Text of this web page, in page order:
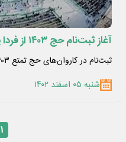
آغاز ثبت‌نام حج ۱۴۰۳ از فردا یکشنبه+ لینک سامانه
ثبت‌نام در کاروان‌های حج تمتع ۱۴۰۳ از فردا یکشنبه آغاز می‌شود.
شنبه ۰۵ اسفند ۱۴۰۲
۱